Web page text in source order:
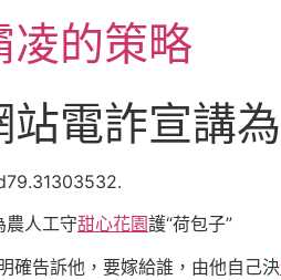
凌的策略
電詐宣講
農人工守甜心花園護“荷包子”
確告訴他，要嫁給誰，由他自己決